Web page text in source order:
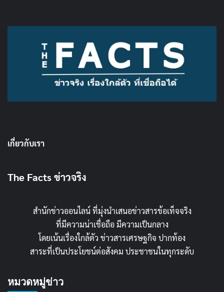
เกี่ยวกับเรา
The Facts ข่าวจริง
สำนักข่าวออนไลน์ ที่มุ่งนำเสนอข่าวสารข้อเท็จจริง
ที่มีความน่าเชื่อถือ มีความเป็นกลาง
โดยเน้นเรื่องใกล้ตัว ข่าวสารเศรษฐกิจ ปากท้อง
สาระที่เป็นประโยชน์ต่อสังคม ประชาชนในทุกระดับ
หมวดหมู่ข่าว